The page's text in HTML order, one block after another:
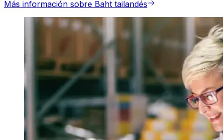
Más información sobre Baht tailandés